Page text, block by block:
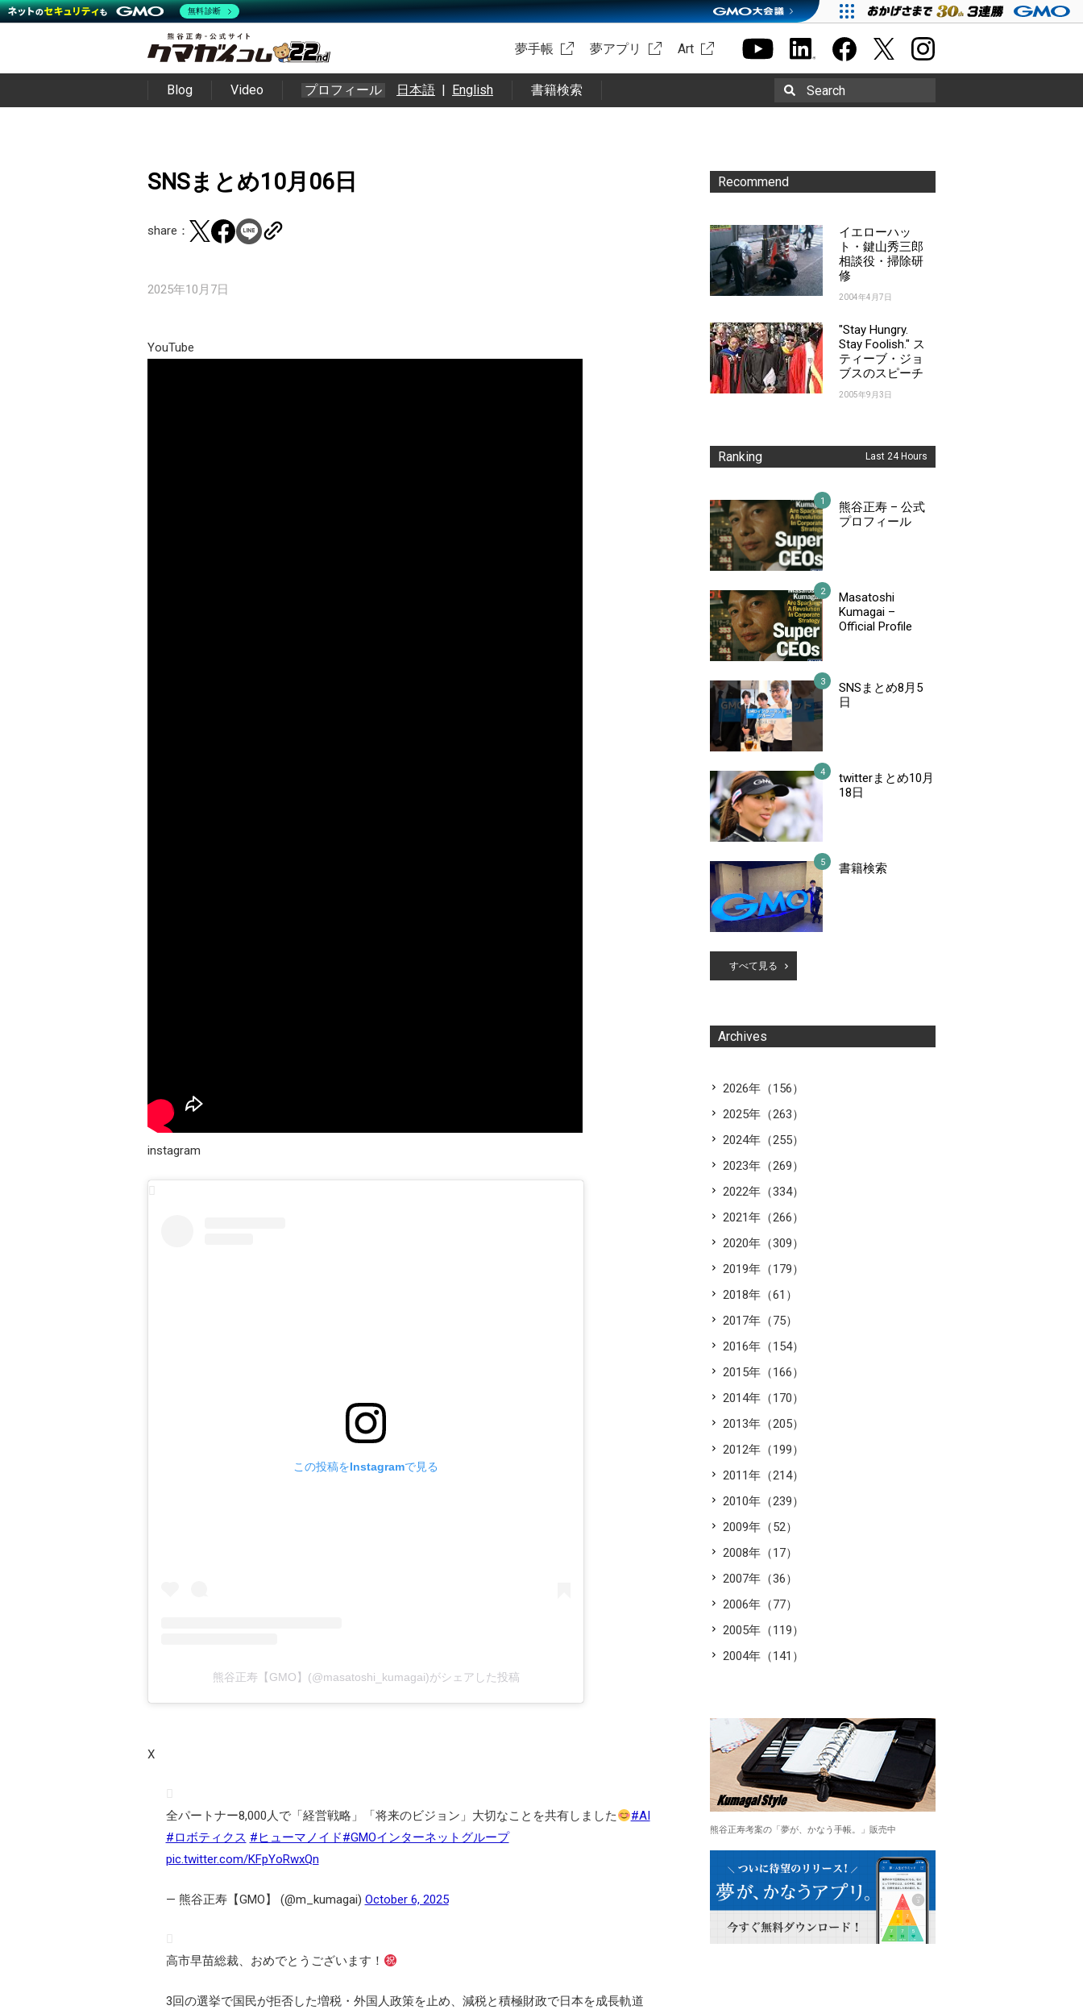
夢手帳 夢アプリ Art
Blog Video プロフィール 日本語 | English 書籍検索 Search
SNSまとめ10月06日
share：
2025年10月7日
YouTube
instagram
この投稿をInstagramで見る
熊谷正寿【GMO】(@masatoshi_kumagai)がシェアした投稿
X
全パートナー8,000人で「経営戦略」「将来のビジョン」大切なことを共有しました
#AI
#ロボティクス #ヒューマノイド#GMOインターネットグループ
pic.twitter.com/KFpYoRwxQn
— 熊谷正寿【GMO】 (@m_kumagai) October 6, 2025
高市早苗総裁、おめでとうございます！
3回の選挙で国民が拒否した増税・外国人政策を止め、減税と積極財政で日本を成長軌道
Recommend
イエローハッ
ト・鍵山秀三郎
相談役・掃除研
修
2004年4月7日
"Stay Hungry.
Stay Foolish." ス
ティーブ・ジョ
ブスのスピーチ
2005年9月3日
Ranking Last 24 Hours
熊谷正寿 – 公式
プロフィール
Masatoshi
Kumagai –
Official Profile
SNSまとめ8月5
日
twitterまとめ10月
18日
書籍検索
すべて見る
Archives
2026年（156）
2025年（263）
2024年（255）
2023年（269）
2022年（334）
2021年（266）
2020年（309）
2019年（179）
2018年（61）
2017年（75）
2016年（154）
2015年（166）
2014年（170）
2013年（205）
2012年（199）
2011年（214）
2010年（239）
2009年（52）
2008年（17）
2007年（36）
2006年（77）
2005年（119）
2004年（141）
熊谷正寿考案の「夢が、かなう手帳。」販売中
無料診断